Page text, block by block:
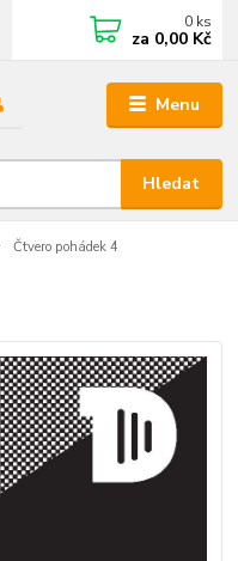
Menu
Hledat
0 ks
za 0,00 Kč
Čtvero pohádek 4